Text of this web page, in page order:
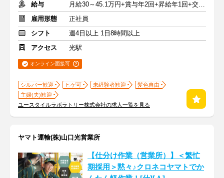
給与
月給30～45.1万円+賞与年2回+昇給年1回+交通費全額
雇用形態
正社員
シフト
週4日以上 1日8時間以上
アクセス
光駅
オンライン面接可
シルバー歓迎 ヒゲ可 未経験者歓迎
髪色自由
主婦(夫)歓迎
ユースタイルラボラトリー株式会社の求人一覧を見る
ヤマト運輸(株)山口光営業所
【仕分け作業（営業所）】＜繁忙
期採用＞黙々♪クロネコヤマトでか